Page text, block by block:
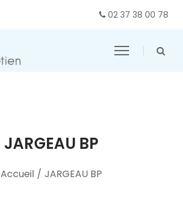
02 37 38 00 78
JARGEAU BP
Accueil / JARGEAU BP